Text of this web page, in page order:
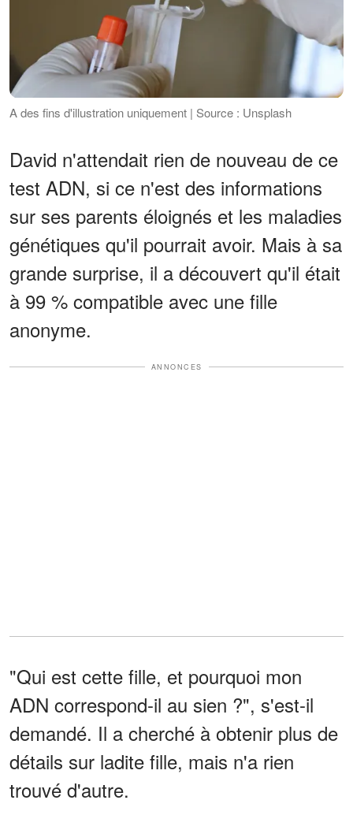
A des fins d'illustration uniquement | Source : Unsplash
David n'attendait rien de nouveau de ce
test ADN, si ce n'est des informations
sur ses parents éloignés et les maladies
génétiques qu'il pourrait avoir. Mais à sa
grande surprise, il a découvert qu'il était
à 99 % compatible avec une fille
anonyme.
ANNONCES
"Qui est cette fille, et pourquoi mon
ADN correspond-il au sien ?", s'est-il
demandé. Il a cherché à obtenir plus de
détails sur ladite fille, mais n'a rien
trouvé d'autre.